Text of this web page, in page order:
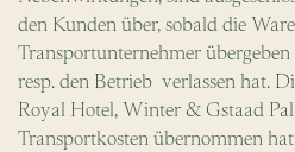
den Kunden über, sobald die
Transportunternehmer
resp. den Betrieb verlassen hat.
Royal Hotel, Winter & Gstaad
Transportkosten übernommen